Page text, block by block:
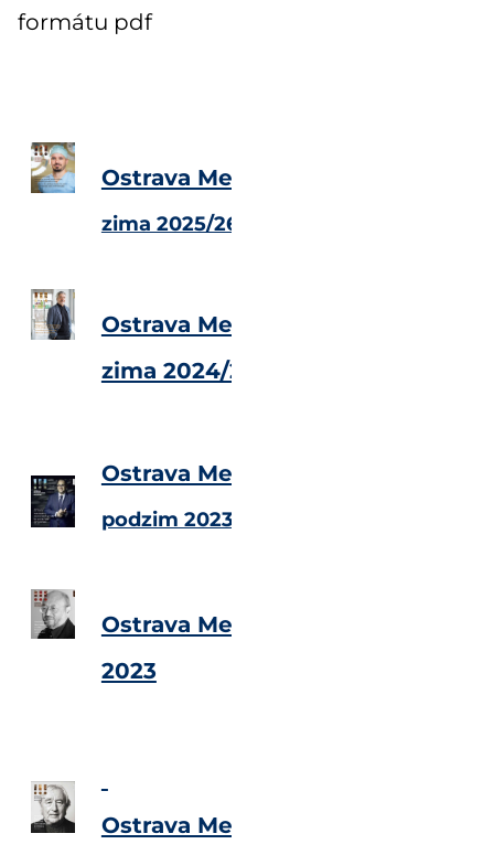
formátu pdf
Ostrava Metropolitan Magazine
zima 2025/26
Ostrava Metropolitan Magazine
zima 2024/25
Ostrava Metropolitan Magazine
podzim 2023
Ostrava Metropolitan Magazine
2023
Ostrava Metropolitan Magazine